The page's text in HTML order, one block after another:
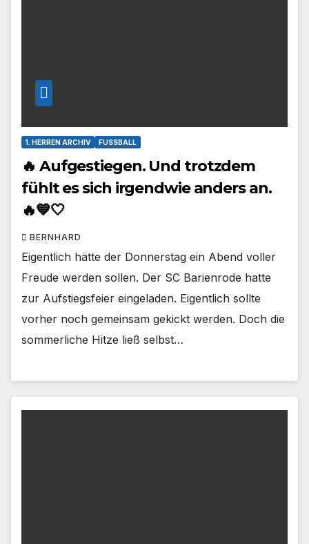
1. HERREN ARCHIV FUSSBALL
🔥 Aufgestiegen. Und trotzdem
fühlt es sich irgendwie anders an.
🔥💙🤍
BERNHARD
Eigentlich hätte der Donnerstag ein Abend voller
Freude werden sollen. Der SC Barienrode hatte
zur Aufstiegsfeier eingeladen. Eigentlich sollte
vorher noch gemeinsam gekickt werden. Doch die
sommerliche Hitze ließ selbst…